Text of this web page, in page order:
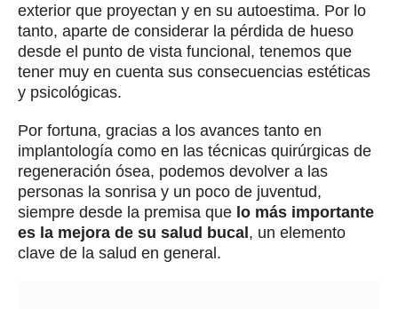
exterior que proyectan y en su autoestima. Por lo
tanto, aparte de considerar la pérdida de hueso
desde el punto de vista funcional, tenemos que
tener muy en cuenta sus consecuencias estéticas
y psicológicas.
Por fortuna, gracias a los avances tanto en
implantología como en las técnicas quirúrgicas de
regeneración ósea, podemos devolver a las
personas la sonrisa y un poco de juventud,
siempre desde la premisa que lo más importante
es la mejora de su salud bucal, un elemento
clave de la salud en general.